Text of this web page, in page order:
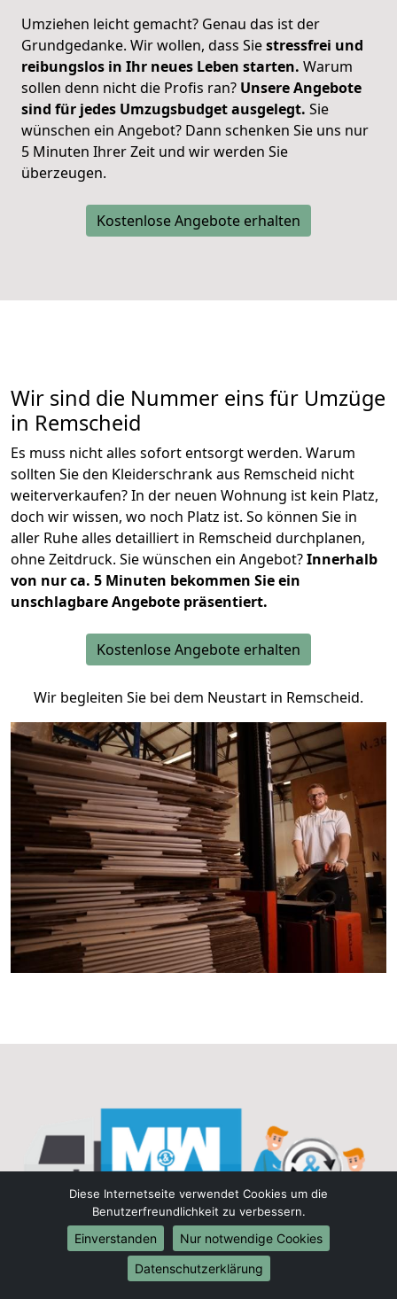
Umziehen leicht gemacht? Genau das ist der
Grundgedanke. Wir wollen, dass Siestressfrei und
reibungslos in Ihr neues Leben starten. Warum
sollen denn nicht die Profis ran? Unsere Angebote
sind für jedes Umzugsbudget ausgelegt. Sie
wünschen ein Angebot? Dann schenken Sie uns nur
5 Minuten Ihrer Zeit und wir werden Sie
überzeugen.
Kostenlose Angebote erhalten
Wir sind die Nummer eins für Umzüge
in Remscheid
Es muss nicht alles sofort entsorgt werden. Warum
sollten Sie den Kleiderschrank aus Remscheid nicht
weiterverkaufen? In der neuen Wohnung ist kein Platz,
doch wir wissen, wo noch Platz ist. So können Sie in
aller Ruhe alles detailliert in Remscheid durchplanen,
ohne Zeitdruck. Sie wünschen ein Angebot?Innerhalb
von nur ca. 5 Minuten bekommen Sie ein
unschlagbare Angebote präsentiert.
Kostenlose Angebote erhalten
Wir begleiten Sie bei dem Neustart in Remscheid.
Diese Internetseite verwendet Cookies um die
Benutzerfreundlichkeit zu verbessern.
Einverstanden
Nur notwendige Cookies
Datenschutzerklärung